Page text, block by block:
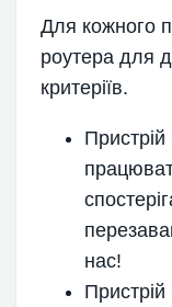
Для кожного
роутера для
критеріїв.
нас!